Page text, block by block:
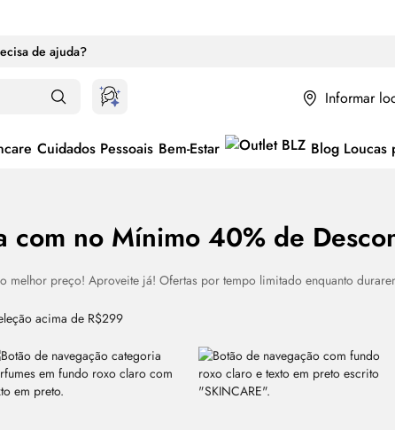
de ajuda?
Informar
Cuidados Pessoais Bem-Estar Blog Loucas
com no Mínimo 40% de
melhor preço! Aproveite já! Ofertas por tempo limitado enquanto